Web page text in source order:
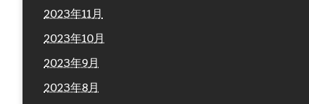
2023年11月
2023年10月
2023年9月
2023年8月